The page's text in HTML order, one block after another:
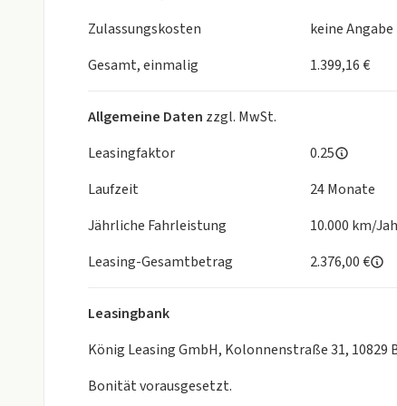
Reifendruckkontrolle (aktiv)
aktiver Notbremsassistent mit Fußgänger-/
Einparkhilfe hinten
Zentralverrieglung
Hecktüren, Öﬀnungswinkle 180° , ohne Fenster
Außenspiegel elektrisch einstell- und beheizbar
16-Zoll Stahlfelgen
ohne seitliche Schiebetür links ohne Fenster
elektrische Fensterheber vorne
Beifahrerdoppelsitzbank
Fußhebel zum Öﬀnen der Hecktüre von innen
Trennwand geschlossen
12-V-Anschluss im Cockpit
Zulassungskosten
keine Angabe
Gesamt, einmalig
1.399,16 €
Allgemeine Daten zzgl. MwSt.
Leasingfaktor
0.25
Laufzeit
24 Monate
Jährliche Fahrleistung
10.000 km/
Leasing-Gesamtbetrag
2.376,00 €
Leasingbank
König Leasing GmbH, Kolonnenstraße 31, 10829
Bonität vorausgesetzt.